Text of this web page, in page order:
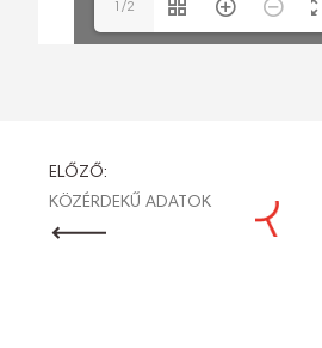
1/2
BEJEGYZÉS
NAVIGÁCIÓ
ELŐZŐ:
KÖZÉRDEKŰ ADATOK